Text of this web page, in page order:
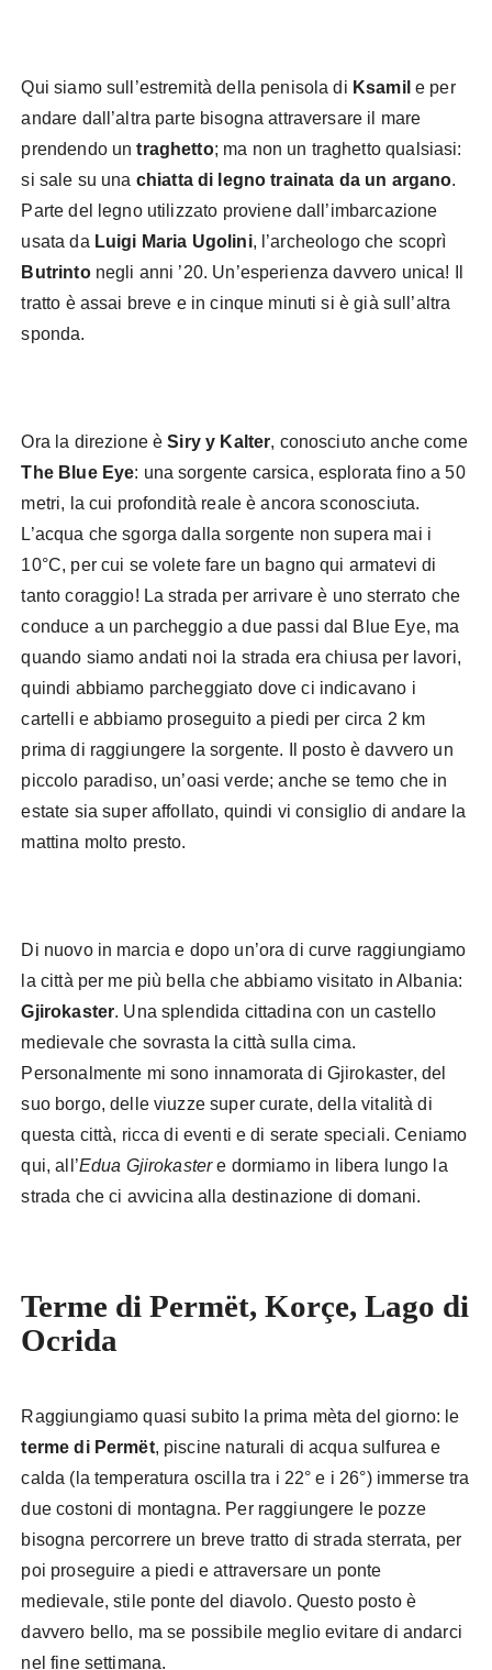
Qui siamo sull’estremità della penisola di Ksamil e per
andare dall’altra parte bisogna attraversare il mare
prendendo untraghetto; ma non un traghetto qualsiasi:
si sale su una chiatta di legno trainata da un argano.
Parte del legno utilizzato proviene dall’imbarcazione
usata da Luigi Maria Ugolini, l’archeologo che scoprì
Butrintonegli anni ’20. Un’esperienza davvero unica! Il
tratto è assai breve e in cinque minuti si è già sull’altra
sponda.
Ora la direzione èSiry y Kalter, conosciuto anche come
The Blue Eye: una sorgente carsica, esplorata fino a 50
metri, la cui profondità reale è ancora sconosciuta.
L’acqua che sgorga dalla sorgente non supera mai i
10°C, per cui se volete fare un bagno qui armatevi di
tanto coraggio! La strada per arrivare è uno sterrato che
conduce a un parcheggio a due passi dal Blue Eye, ma
quando siamo andati noi la strada era chiusa per lavori,
quindi abbiamo parcheggiato dove ci indicavano i
cartelli e abbiamo proseguito a piedi per circa 2 km
prima di raggiungere la sorgente. Il posto è davvero un
piccolo paradiso, un’oasi verde; anche se temo che in
estate sia super affollato, quindi vi consiglio di andare la
mattina molto presto.
Di nuovo in marcia e dopo un’ora di curve raggiungiamo
la città per me più bella che abbiamo visitato in Albania:
Gjirokaster. Una splendida cittadina con un castello
medievale che sovrasta la città sulla cima.
Personalmente mi sono innamorata di Gjirokaster, del
suo borgo, delle viuzze super curate, della vitalità di
questa città, ricca di eventi e di serate speciali. Ceniamo
qui, all’Edua Gjirokastere dormiamo in libera lungo la
strada che ci avvicina alla destinazione di domani.
Terme di Permët, Korçe, Lago di
Ocrida
Raggiungiamo quasi subito la prima mèta del giorno: le
terme di Permët, piscine naturali di acqua sulfurea e
calda (la temperatura oscilla tra i 22° e i 26°) immerse tra
due costoni di montagna. Per raggiungere le pozze
bisogna percorrere un breve tratto di strada sterrata, per
poi proseguire a piedi e attraversare un ponte
medievale, stile ponte del diavolo. Questo posto è
davvero bello, ma se possibile meglio evitare di andarci
nel fine settimana.